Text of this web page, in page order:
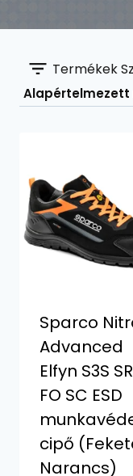
Termékek
Sparco
Advanced
Elfyn S3S SR
FO SC ESD
cipő
Narancs)